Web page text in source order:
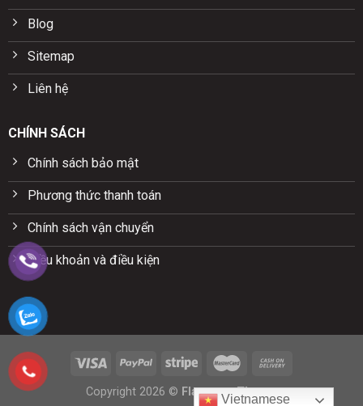
Blog
Sitemap
Liên hệ
CHÍNH SÁCH
Chính sách bảo mật
Phương thức thanh toán
Chính sách vận chuyển
Điều khoản và điều kiện
Copyright 2026 © Flatsome Theme
Vietnamese